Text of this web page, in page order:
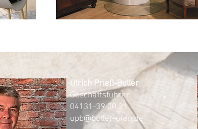
Ulrich Prieß-Buller
Geschäftsführer
04131-39 00 21
upb@buller-ofen.de